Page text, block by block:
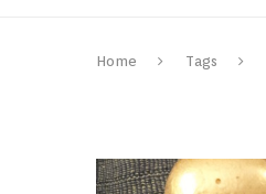
Home Tags